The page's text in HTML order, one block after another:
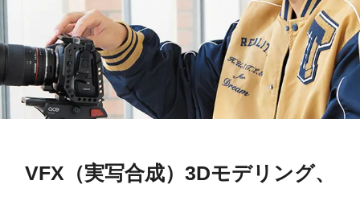
VFX（実写合成）3Dモデリング、